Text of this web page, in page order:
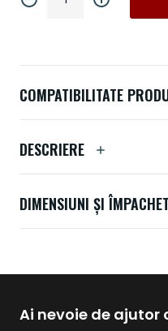
COMPATIBILITATE
DESCRIERE
DIMENSIUNI ȘI
Ai nevoie de